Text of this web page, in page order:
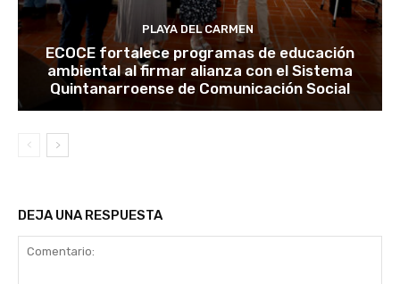
PLAYA DEL CARMEN
ECOCE fortalece programas de educación
ambiental al firmar alianza con el Sistema
Quintanarroense de Comunicación Social
DEJA UNA RESPUESTA